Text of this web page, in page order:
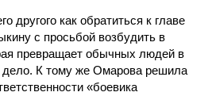
другого как обратиться к главе
с просьбой возбудить в
превращает обычных людей в
дело. К тому же Омарова решила
«боевика